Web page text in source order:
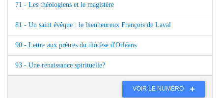
71 - Les théologiens et le magistère
81 - Un saint évêque : le bienheureux François de Laval
90 - Lettre aux prêtres du diocèse d'Orléans
93 - Une renaissance spirituelle?
VOIR LE NUMÉRO